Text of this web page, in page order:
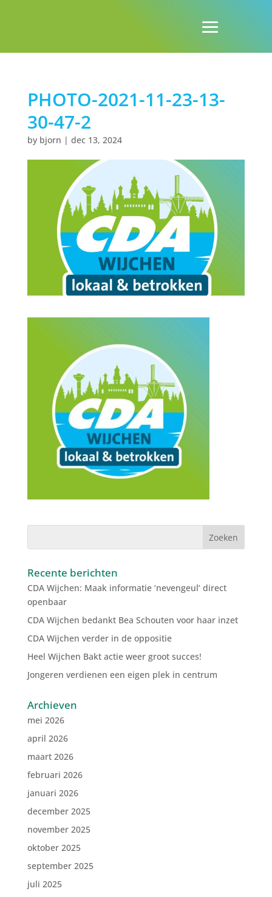
PHOTO-2021-11-23-13-
30-47-2
by bjorn | dec 13, 2024
Recente berichten
CDA Wijchen: Maak informatie ‘nevengeul’ direct
openbaar
CDA Wijchen bedankt Bea Schouten voor haar inzet
CDA Wijchen verder in de oppositie
Heel Wijchen Bakt actie weer groot succes!
Jongeren verdienen een eigen plek in centrum
Archieven
mei 2026
april 2026
maart 2026
februari 2026
januari 2026
december 2025
november 2025
oktober 2025
september 2025
juli 2025